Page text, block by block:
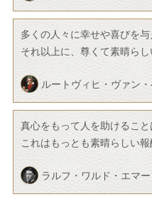
多くの人々に幸せや喜びを与
それ以上に、尊くて素晴らし
ルートヴィヒ・ヴァン
真心をもって人を助けること
これはもっとも素晴らしい報
ラルフ・ワルド・エマー